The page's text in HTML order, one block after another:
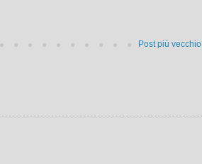
Post più vecchio